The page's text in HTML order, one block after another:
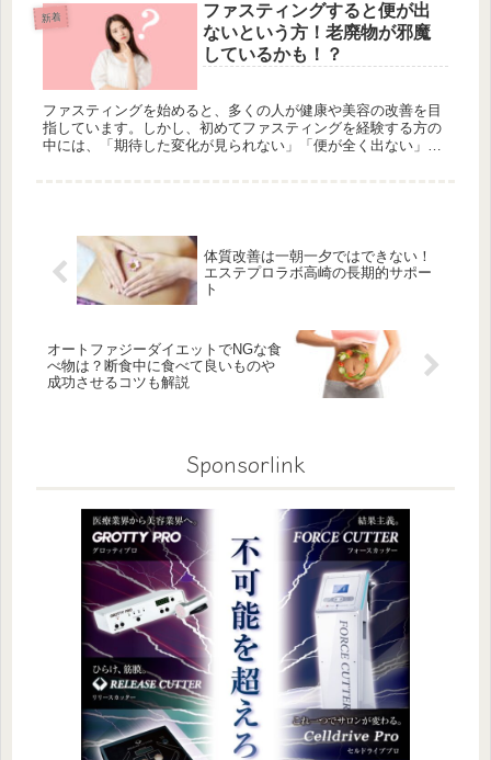
新着
ファスティングすると便が出
ないという方！老廃物が邪魔
しているかも！？
ファスティングを始めると、多くの人が健康や美容の改善を目
指しています。しかし、初めてファスティングを経験する方の
中には、「期待した変化が見られない」「便が全く出ない」と
体質改善は一朝一夕ではできない！
エステプロラボ高崎の長期的サポー
ト
​​オートファジーダイエットでNGな食
べ物は？断食中に食べて良いものや
成功させるコツも解説
Sponsorlink